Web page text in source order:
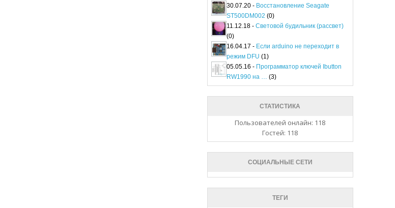
30.07.20 - Восстановление Seagate
ST500DM002 (0)
11.12.18 - Световой будильник (рассвет)
(0)
16.04.17 - Если arduino не переходит в
режим DFU (1)
05.05.16 - Программатор ключей Ibutton
RW1990 на … (3)
СТАТИСТИКА
Пользователей онлайн: 118
Гостей: 118
СОЦИАЛЬНЫЕ СЕТИ
ТЕГИ